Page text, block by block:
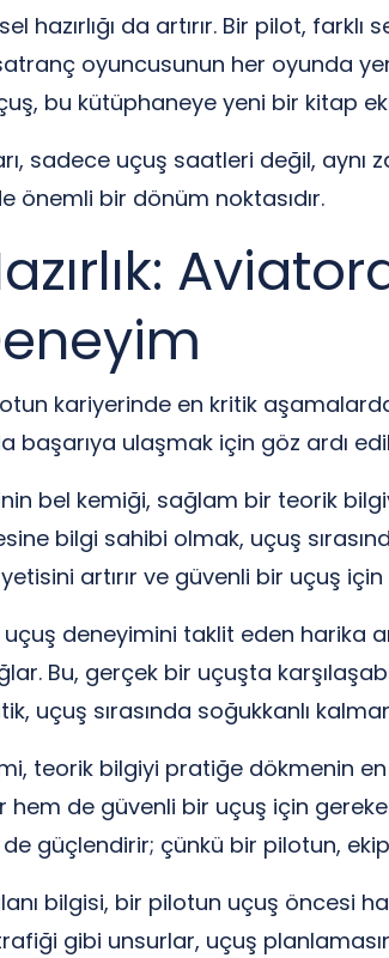
hazırlığı da artırır. Bir pilot,
satranç oyuncusunun her oyunda
bu kütüphaneye yeni bir kitap
sadece uçuş saatleri değil,
önemli bir dönüm noktasıdır.
kariyerinde en kritik
başarıya ulaşmak için göz ardı
bel kemiği, sağlam bir teorik
bilgi sahibi olmak, uçuş
artırır ve güvenli bir uçuş
deneyimini taklit eden harika
Bu, gerçek bir uçuşta
uçuş sırasında soğukkanlı
teorik bilgiyi pratiğe dökmenin
de güvenli bir uçuş için
güçlendirir; çünkü bir pilotun,
bilgisi, bir pilotun uçuş öncesi
gibi unsurlar, uçuş